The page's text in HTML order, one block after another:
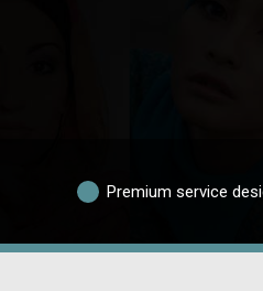
Premium service